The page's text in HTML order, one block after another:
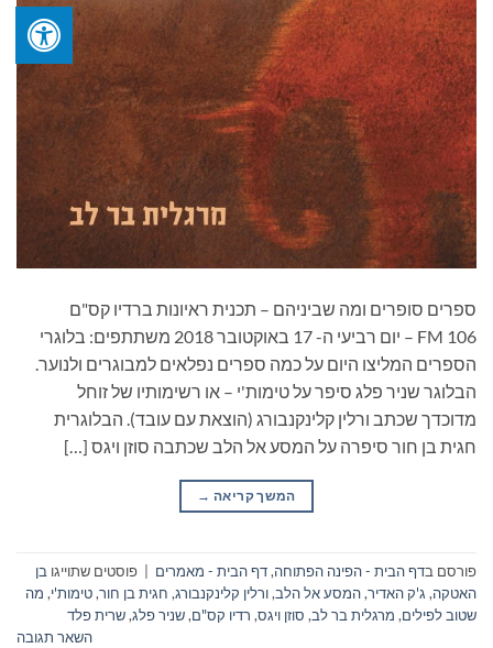
ספרים סופרים ומה שביניהם – תכנית ראיונות ברדיו קס"ם
106 FM – יום רביעי ה- 17 באוקטובר 2018 משתתפים: בלוגרי
הספרים המליצו היום על כמה ספרים נפלאים למבוגרים ולנוער.
הבלוגר שניר פלג סיפר על טימות'י – או רשימותיו של זוחל
מדוכדך שכתב ורלין קלינקנבורג (הוצאת עם עובד). הבלוגרית
חגית בן חור סיפרה על המסע אל הלב שכתבה סוזן ויגס […]
המשך קריאה →
פורסם בדף הבית - הפינה הפתוחה,דף הבית - מאמרים פוסטים שתוייגו בן
האטקה, ג'ק האדיר,המסע אל הלב,ורלין קלינקנבורג, חגית בן חור,טימות'י, מה
שטוב לפילים, מרגלית בר לב, סוזן ויגס, רדיו קס"ם,שניר פלג,שרית פלד
השאר תגובה